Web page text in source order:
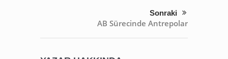
Sonraki
AB Sürecinde Antrepolar